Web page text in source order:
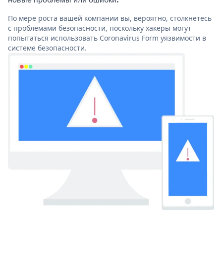
По мере роста вашей компании вы, вероятно, столкнетесь
с проблемами безопасности, поскольку хакеры могут
попытаться использовать Coronavirus Form уязвимости в
системе безопасности.